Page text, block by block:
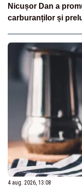
Nicușor Dan a
carburanților și
4 aug. 2026, 13:08